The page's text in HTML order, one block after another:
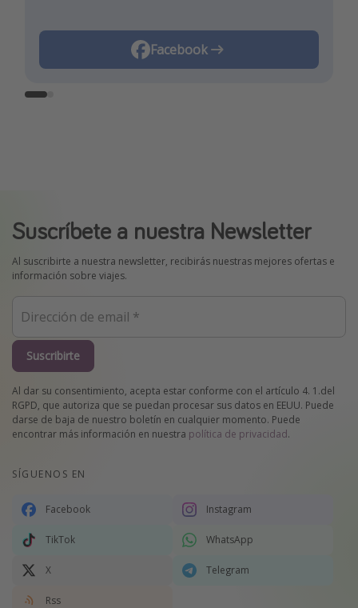
Facebook
TikTok
Suscríbete a nuestra Newsletter
Al suscribirte a nuestra newsletter, recibirás nuestras mejores ofertas e
información sobre viajes.
Suscribirte
Al dar su consentimiento, acepta estar conforme con el artículo 4. 1.del
RGPD, que autoriza que se puedan procesar sus datos en EEUU. Puede
darse de baja de nuestro boletín en cualquier momento. Puede
encontrar más información en nuestra política de privacidad.
SÍGUENOS EN
Facebook Instagram
TikTok WhatsApp
X Telegram
Rss